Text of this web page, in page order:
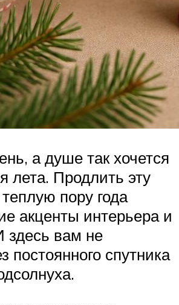
а душе так хочется
лета. Продлить эту
пору года
акценты интерьера и
здесь вам не
постоянного спутника